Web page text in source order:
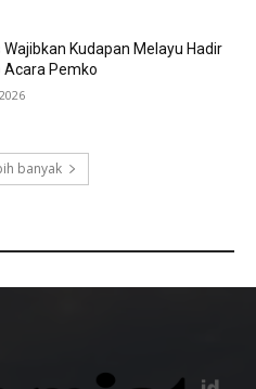
Wajibkan Kudapan Melayu Hadir
Acara Pemko
banyak